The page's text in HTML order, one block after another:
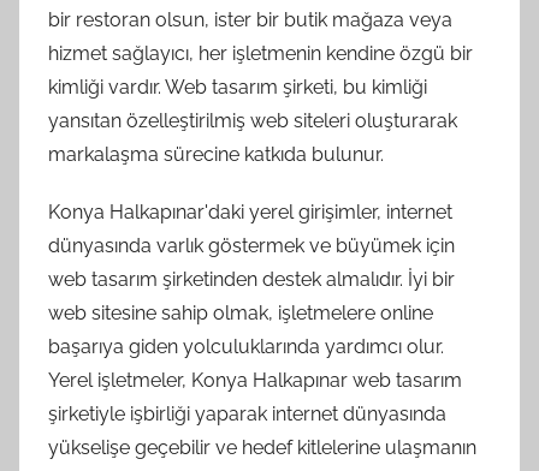
bir restoran olsun, ister bir butik mağaza veya
hizmet sağlayıcı, her işletmenin kendine özgü bir
kimliği vardır. Web tasarım şirketi, bu kimliği
yansıtan özelleştirilmiş web siteleri oluşturarak
markalaşma sürecine katkıda bulunur.
Konya Halkapınar'daki yerel girişimler, internet
dünyasında varlık göstermek ve büyümek için
web tasarım şirketinden destek almalıdır. İyi bir
web sitesine sahip olmak, işletmelere online
başarıya giden yolculuklarında yardımcı olur.
Yerel işletmeler, Konya Halkapınar web tasarım
şirketiyle işbirliği yaparak internet dünyasında
yükselişe geçebilir ve hedef kitlelerine ulaşmanın